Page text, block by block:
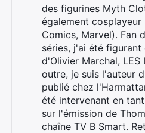
des figurines Myth
également cosplayeur
Comics, Marvel). Fan
séries, j'ai été figurant
d'Olivier Marchal, LES
outre, je suis l'auteur
publié chez
été intervenant en
sur l'émission de
chaîne TV B Smart.